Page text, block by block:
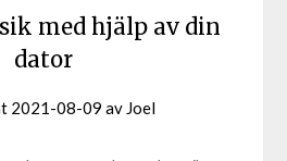
med hjälp av din
dator
2021-08-09 av Joel